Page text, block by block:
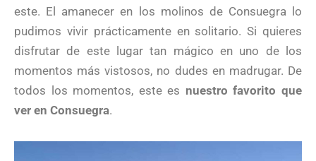
este. El amanecer en los molinos de Consuegra lo
pudimos vivir prácticamente en solitario. Si quieres
disfrutar de este lugar tan mágico en uno de los
momentos más vistosos, no dudes en madrugar. De
todos los momentos, este es nuestro favorito que
ver en Consuegra.